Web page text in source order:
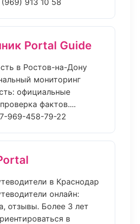
913 10 58
Portal Guide
в Ростов-на-Дону
мониторинг
официальные
фактов....
969-458-79-22
в Краснодар
онлайн:
отзывы. Более 3 лет
в